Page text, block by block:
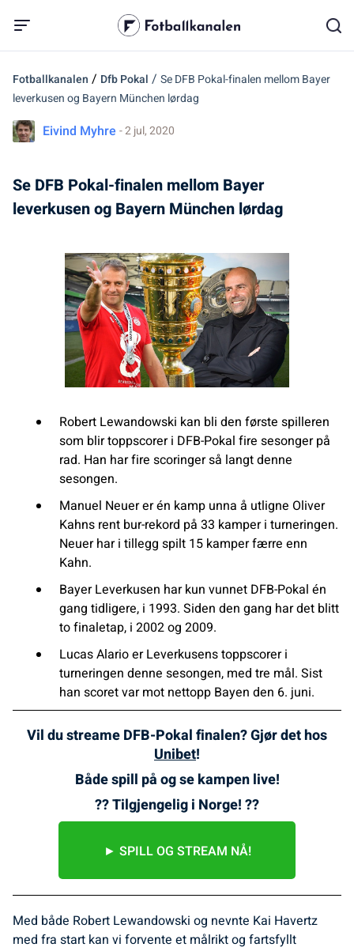
Fotballkanalen / Dfb Pokal / Se DFB Pokal-finalen mellom Bayer
leverkusen og Bayern München lørdag
Eivind Myhre - 2 jul, 2020
Se DFB Pokal-finalen mellom Bayer
leverkusen og Bayern München lørdag
Robert Lewandowski kan bli den første spilleren
som blir toppscorer i DFB-Pokal fire sesonger på
rad. Han har fire scoringer så langt denne
sesongen.
Manuel Neuer er én kamp unna å utligne Oliver
Kahns rent bur-rekord på 33 kamper i turneringen.
Neuer har i tillegg spilt 15 kamper færre enn
Kahn.
Bayer Leverkusen har kun vunnet DFB-Pokal én
gang tidligere, i 1993. Siden den gang har det blitt
to finaletap, i 2002 og 2009.
Lucas Alario er Leverkusens toppscorer i
turneringen denne sesongen, med tre mål. Sist
han scoret var mot nettopp Bayen den 6. juni.
Vil du streame DFB-Pokal finalen? Gjør det hos
Unibet!
Både spill på og se kampen live!
?? Tilgjengelig i Norge! ??
► SPILL OG STREAM NÅ!
Med både Robert Lewandowski og nevnte Kai Havertz
med fra start kan vi forvente et målrikt og fartsfyllt